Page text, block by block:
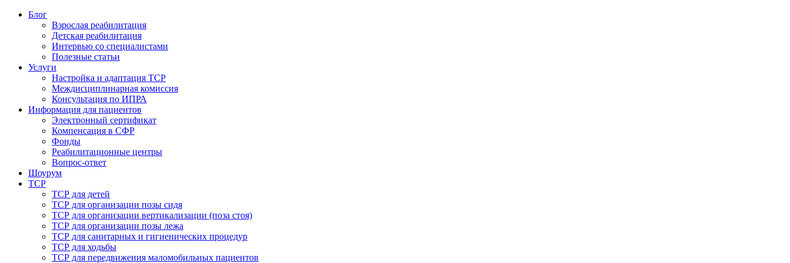
Блог
Взрослая реабилитация
Детская реабилитация
Интервью со специалистами
Полезные статьи
Услуги
Настройка и адаптация ТСР
Междисциплинарная комиссия
Консультация по ИПРА
Информация для пациентов
Электронный сертификат
Компенсация в СФР
Фонды
Реабилитационные центры
Вопрос-ответ
Шоурум
ТСР
ТСР для детей
ТСР для организации позы сидя
ТСР для организации вертикализации (поза стоя)
ТСР для организации позы лежа
ТСР для санитарных и гигиенических процедур
ТСР для ходьбы
ТСР для передвижения маломобильных пациентов